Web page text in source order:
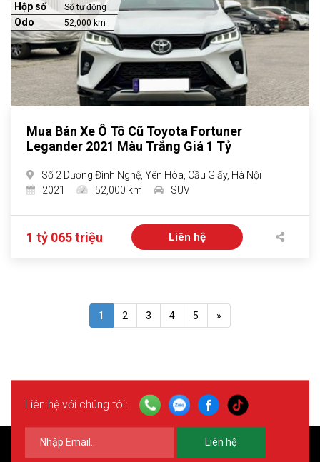
Hộp số Số tự động
Odo 52,000 km
Mua Bán Xe Ô Tô Cũ Toyota Fortuner
Legander 2021 Màu Trắng Giá 1 Tỷ
Số 2 Dương Đình Nghệ, Yên Hòa, Cầu Giấy, Hà Nội
2021
52,000 km SUV
1 tỷ 065 triệu Liên hệ
1 2 3 4 5 »
Liên hệ với chúng tôi:
Liên hệ